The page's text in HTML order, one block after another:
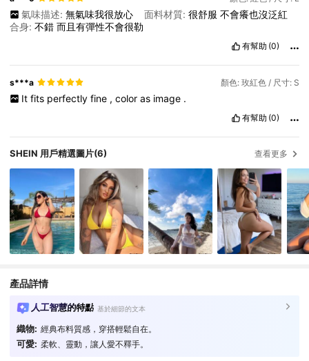
氣味描述: 無氣味我很放心 面料材質: 很舒服 不會癢也沒泛紅
合身:不錯而且有彈性不會很勒
有幫助 (0)
s***a 顏色: 玫紅色 / 尺寸: S
It fits perfectly fine , color as image .
有幫助 (0)
SHEIN 用戶精選圖片(6) 查看更多
產品詳情
人工智慧的特點 基於細節的文本
織物: 經典布料質感，穿搭輕鬆自在。
可愛: 柔軟、靈動，讓人愛不釋手。